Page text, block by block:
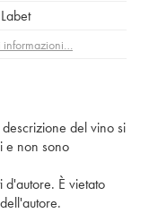
informazioni…
del vino si
e non sono
d'autore. È vietato